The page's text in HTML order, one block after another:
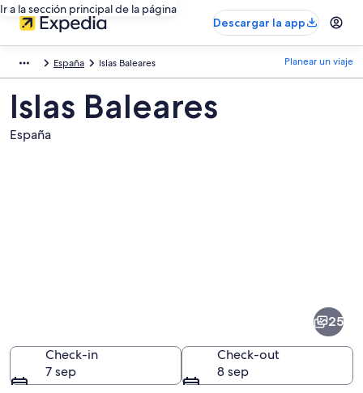
Ir a la sección principal de la página
Descargar la app
España Islas Baleares Planear un viaje
Islas Baleares
España
25
Check-in
7 sep
Check-out
8 sep